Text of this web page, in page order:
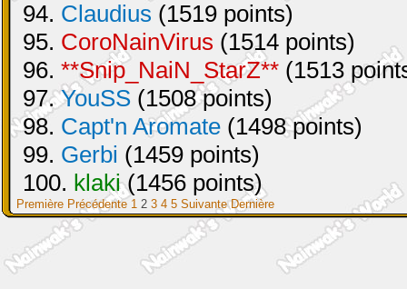
94. Claudius (1519 points)
95. CoroNainVirus (1514 points)
96. **Snip_NaiN_StarZ** (1513
97.YouSS (1508 points)
98. Capt'n Aromate (1498 points)
99. Gerbi (1459 points)
100. klaki(1456 points)
Première Précédente 1 2 3 4 5 Suivante Dernière